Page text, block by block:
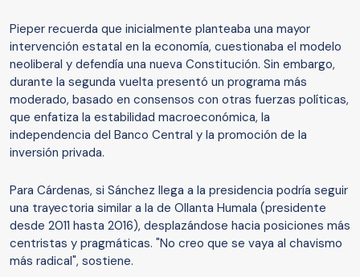
Pieper recuerda que inicialmente planteaba una mayor
intervención estatal en la economía, cuestionaba el modelo
neoliberal y defendía una nueva Constitución. Sin embargo,
durante la segunda vuelta presentó un programa más
moderado, basado en consensos con otras fuerzas políticas,
que enfatiza la estabilidad macroeconómica, la
independencia del Banco Central y la promoción de la
inversión privada.
Para Cárdenas, si Sánchez llega a la presidencia podría seguir
una trayectoria similar a la de Ollanta Humala (presidente
desde 2011 hasta 2016), desplazándose hacia posiciones más
centristas y pragmáticas. "No creo que se vaya al chavismo
más radical", sostiene.